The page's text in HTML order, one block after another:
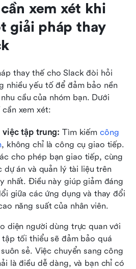
xem xét khi
giải pháp thay
thay thế cho Slack đòi hỏi
nhiều yếu tố để đảm bảo nền
cầu của nhóm bạn. Dưới
xem xét:
việc tập trung: Tìm kiếm công
, không chỉ là công cụ giao tiếp.
cho phép bạn giao tiếp, cùng
dự án và quản lý tài liệu trên
nhất. Điều này giúp giảm đáng
giữa các ứng dụng và thay đổi
năng suất của nhân viên.
diện người dùng trực quan với
tối thiểu sẽ đảm bảo quá
sẻ. Việc chuyển sang công
là điều dễ dàng, và bạn chỉ có